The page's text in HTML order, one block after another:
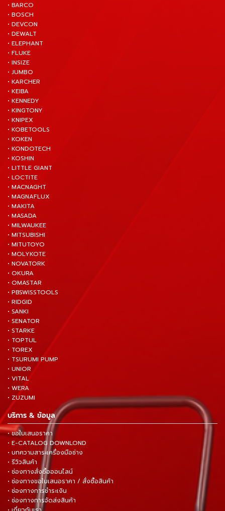
• BARCO
• BOSCH
• DEVCON
• DEWALT
• ELEPHANT
• FLUKE
• INSIZE
• JUMBO
• KARCHER
• KEIBA
• KENNEDY
• KINGTONY
• KNIPEX
• KOBETOOLS
• KOKEN
• KONDOTECH
• KOSHIN
• LITTLE GIANT
• LOCTITE
• MACNAGHT
• MAGNAFLUX
• MAKITA
• MASADA
• MILWAUKEE
• MITSUBISHI
• MITUTOYO
• MOLYKOTE
• NOVATORK
• OKURA
• OMASTAR
• PBSWISSTOOLS
• RIDGID
• SANKI
• SENATOR
• STARKE
• TOPTUL
• TOREX
• TSURUMI PUMP
• UNIOR
• VITAL
• WERA
• ZUZUMI
บริการ & ข้อมูล
• ขอใบเสนอราคา
• E-CATALOG DOWNLOND
• บทความสาระเครื่องมือช่าง
• รีวิวสินค้า
• ช่องทางสั่งซื้อออนไลน์
• ช่องทางขอใบเสนอราคา / สั่งซื้อสินค้า
• ช่องทางการชำระเงิน
• ช่องทางการจัดส่งสินค้า